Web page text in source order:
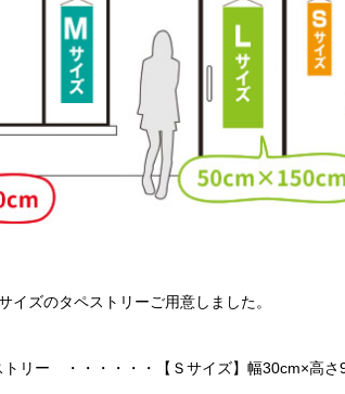
ズのタペストリーご用意しました。
リー ・・・・・・【Ｓサイズ】幅30cm×高さ